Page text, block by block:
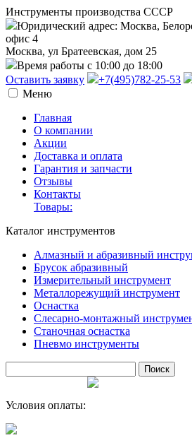
Инструменты производства СССР
Юридический адрес: Москва,
офис 4
Москва, ул Братеевская, дом 25
Время работы с 10:00 до 18:00
Оставить заявку
+7(495)782-25-53
Меню
Главная
О компании
Акции
Доставка и оплата
Гарантия и запчасти
Отзывы
Контакты
Товары:
Каталог инструментов
Алмазный и абразивный
Брусок абразивный
Измерительный инструмент
Металлорежущий инструмент
Оснастка
Слесарно-монтажный
Станочная оснастка
Пневмо инструменты
Условия оплаты: